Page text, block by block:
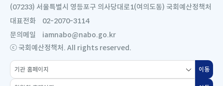
림
로
열
림
(07233) 서울특별시 영등포구 의사당대로1(여의도동) 국회예산정책처
대표전화
02-2070-3114
문의메일
iamnabo@nabo.go.kr
ⓒ 국회예산정책처. All rights reserved.
소
관
이동
창